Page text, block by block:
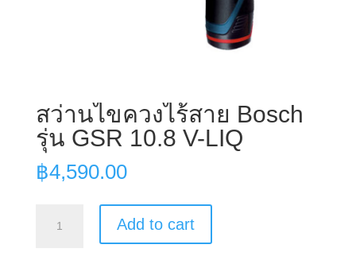
สว่านไขควงไร้สาย Bosch
รุ่น GSR 10.8 V-LIQ
฿4,590.00
Add to cart